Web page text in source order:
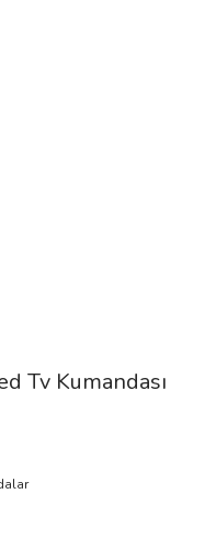
Tv Kumandası